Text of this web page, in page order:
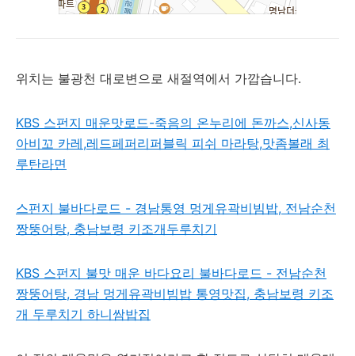
위치는 불광천 대로변으로 새절역에서 가깝습니다.
KBS 스펀지 매운맛로드-죽음의 온누리에 돈까스,신사동
아비꼬 카레,레드페퍼리퍼블릭 피쉬 마라탕,맛좀볼래 최
루탄라면
스펀지 불바다로드 - 경남통영 멍게유곽비빔밥, 전남순천
짱뚱어탕, 충남보령 키조개두루치기
KBS 스펀지 불맛 매운 바다요리 불바다로드 - 전남순천
짱뚱어탕, 경남 멍게유곽비빔밥 통영맛집, 충남보령 키조
개 두루치기 하니쌈밥집